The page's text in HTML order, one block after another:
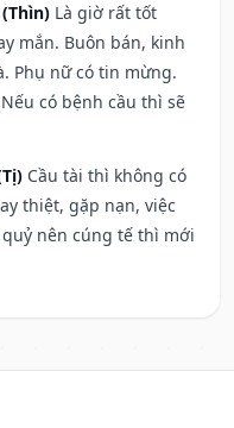
Là giờ rất tốt
mắn. Buôn bán, kinh
Phụ nữ có tin mừng.
có bệnh cầu thì sẽ
Cầu tài thì không có
thiệt, gặp nạn, việc
nên cúng tế thì mới